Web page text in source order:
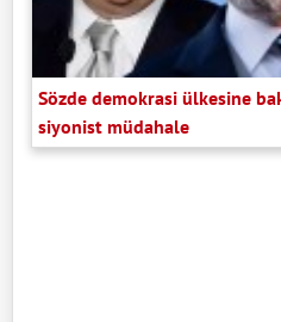
Sözde demokrasi ülkesine
siyonist müdahale